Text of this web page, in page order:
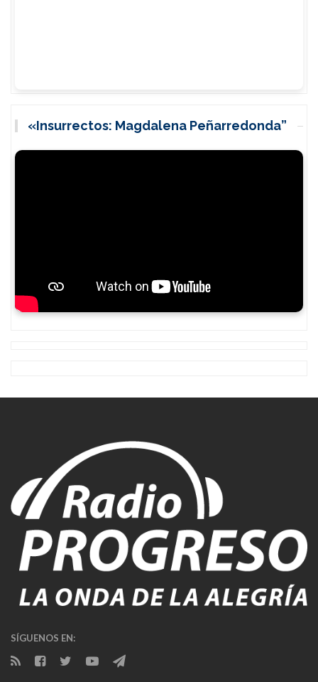
«Insurrectos: Magdalena Peñarredonda”
SÍGUENOS EN: